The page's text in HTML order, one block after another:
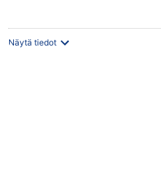
Näytä tiedot